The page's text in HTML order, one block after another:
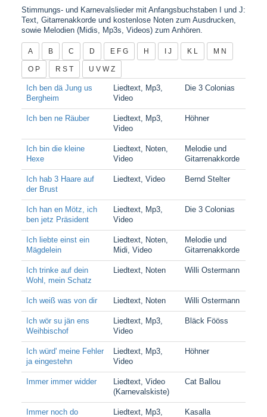
Stimmungs- und Karnevalslieder mit Anfangsbuchstaben I und J:
Text, Gitarrenakkorde und kostenlose Noten zum Ausdrucken,
sowie Melodien (Midis, Mp3s, Videos) zum Anhören.
A B C D E F G H I J K L M N
O P R S T U V W Z
Ich ben dä Jung us
Bergheim
Liedtext, Mp3,
Video
Die 3 Colonias
Ich ben ne Räuber
Liedtext, Mp3,
Video
Höhner
Ich bin die kleine
Hexe
Liedtext, Noten,
Video
Melodie und
Gitarrenakkorde
Ich hab 3 Haare auf
der Brust
Liedtext, Video Bernd Stelter
Ich han en Mötz, ich
ben jetz Präsident
Liedtext, Mp3,
Video
Die 3 Colonias
Ich liebte einst ein
Mägdelein
Liedtext, Noten,
Midi, Video
Melodie und
Gitarrenakkorde
Ich trinke auf dein
Wohl, mein Schatz
Liedtext, Noten Willi Ostermann
Ich weiß was von dir Liedtext, Noten Willi Ostermann
Ich wör su jän ens
Weihbischof
Liedtext, Mp3,
Video
Bläck Fööss
Ich würd' meine Fehler
ja eingestehn
Liedtext, Mp3,
Video
Höhner
Immer immer widder
Liedtext, Video
(Karnevalskiste)
Cat Ballou
Immer noch do
Liedtext, Mp3,
Kasalla